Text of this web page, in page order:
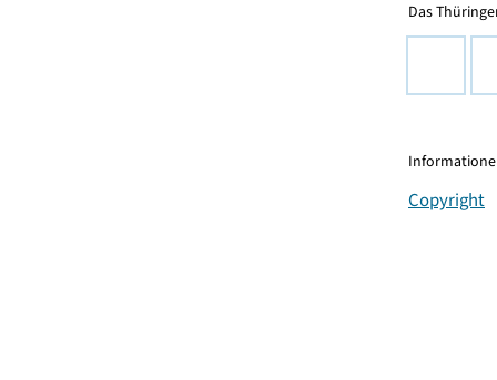
Das
Copyright